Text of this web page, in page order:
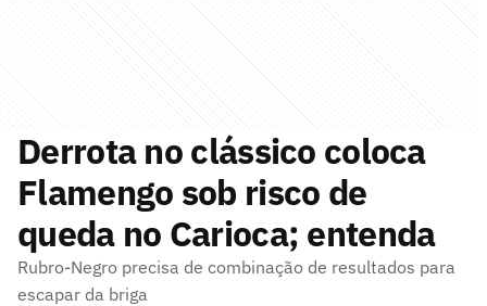
Derrota no clássico coloca
Flamengo sob risco de
queda no Carioca; entenda
Rubro-Negro precisa de combinação de resultados para
escapar da briga